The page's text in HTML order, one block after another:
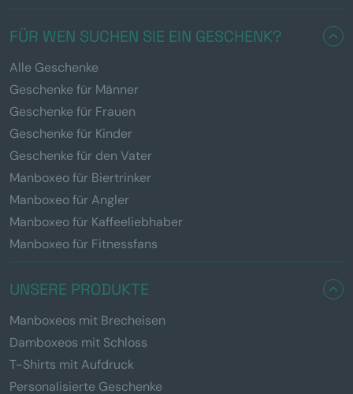
FÜR WEN SUCHEN SIE EIN GESCHENK?
Alle Geschenke
Geschenke für Männer
Geschenke für Frauen
Geschenke für Kinder
Geschenke für den Vater
Manboxeo für Biertrinker
Manboxeo für Angler
Manboxeo für Kaffeeliebhaber
Manboxeo für Fitnessfans
UNSERE PRODUKTE
Manboxeos mit Brecheisen
Damboxeos mit Schloss
T-Shirts mit Aufdruck
Personalisierte Geschenke